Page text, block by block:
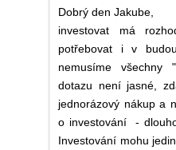
Dobrý den Jakube,
investovat má
potřebovat i v
nemusíme všechny
dotazu není jasné,
jednorázový nákup a
o investování -
Investování mohu